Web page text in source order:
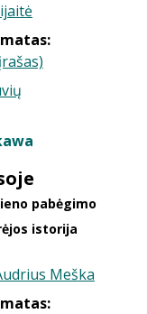
pabėgimo
istorija
Meška